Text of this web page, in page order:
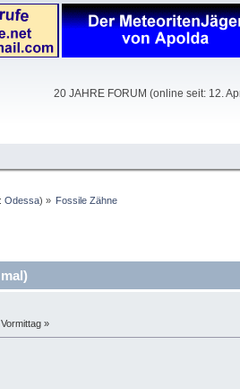
20 JAHRE FORUM (online seit: 12.
Odessa) » Fossile Zähne
»